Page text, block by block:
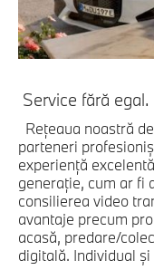
Service fără egal.
Reţeaua noastră
parteneri
experienţă
generaţie, cum ar fi
consilierea video
avantaje precum
acasă, predare/
digitală. Individual şi